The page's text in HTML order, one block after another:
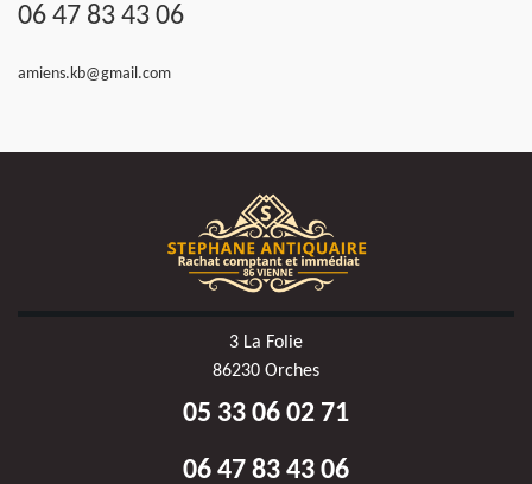
06 47 83 43 06
amiens.kb@gmail.com
3 La Folie
86230 Orches
05 33 06 02 71
06 47 83 43 06